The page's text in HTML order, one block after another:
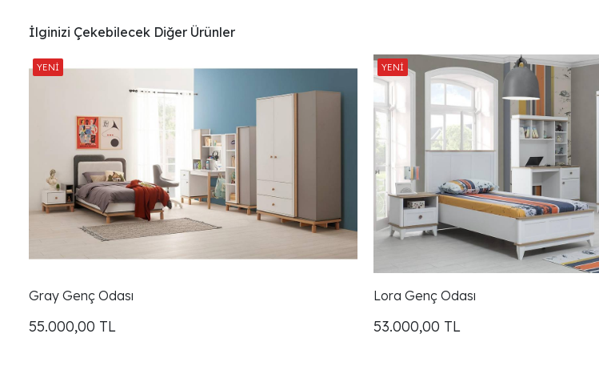
İlginizi Çekebilecek Diğer Ürünler
Gray Genç Odası
55.000,00 TL
Lora Genç Odası
53.000,00 TL